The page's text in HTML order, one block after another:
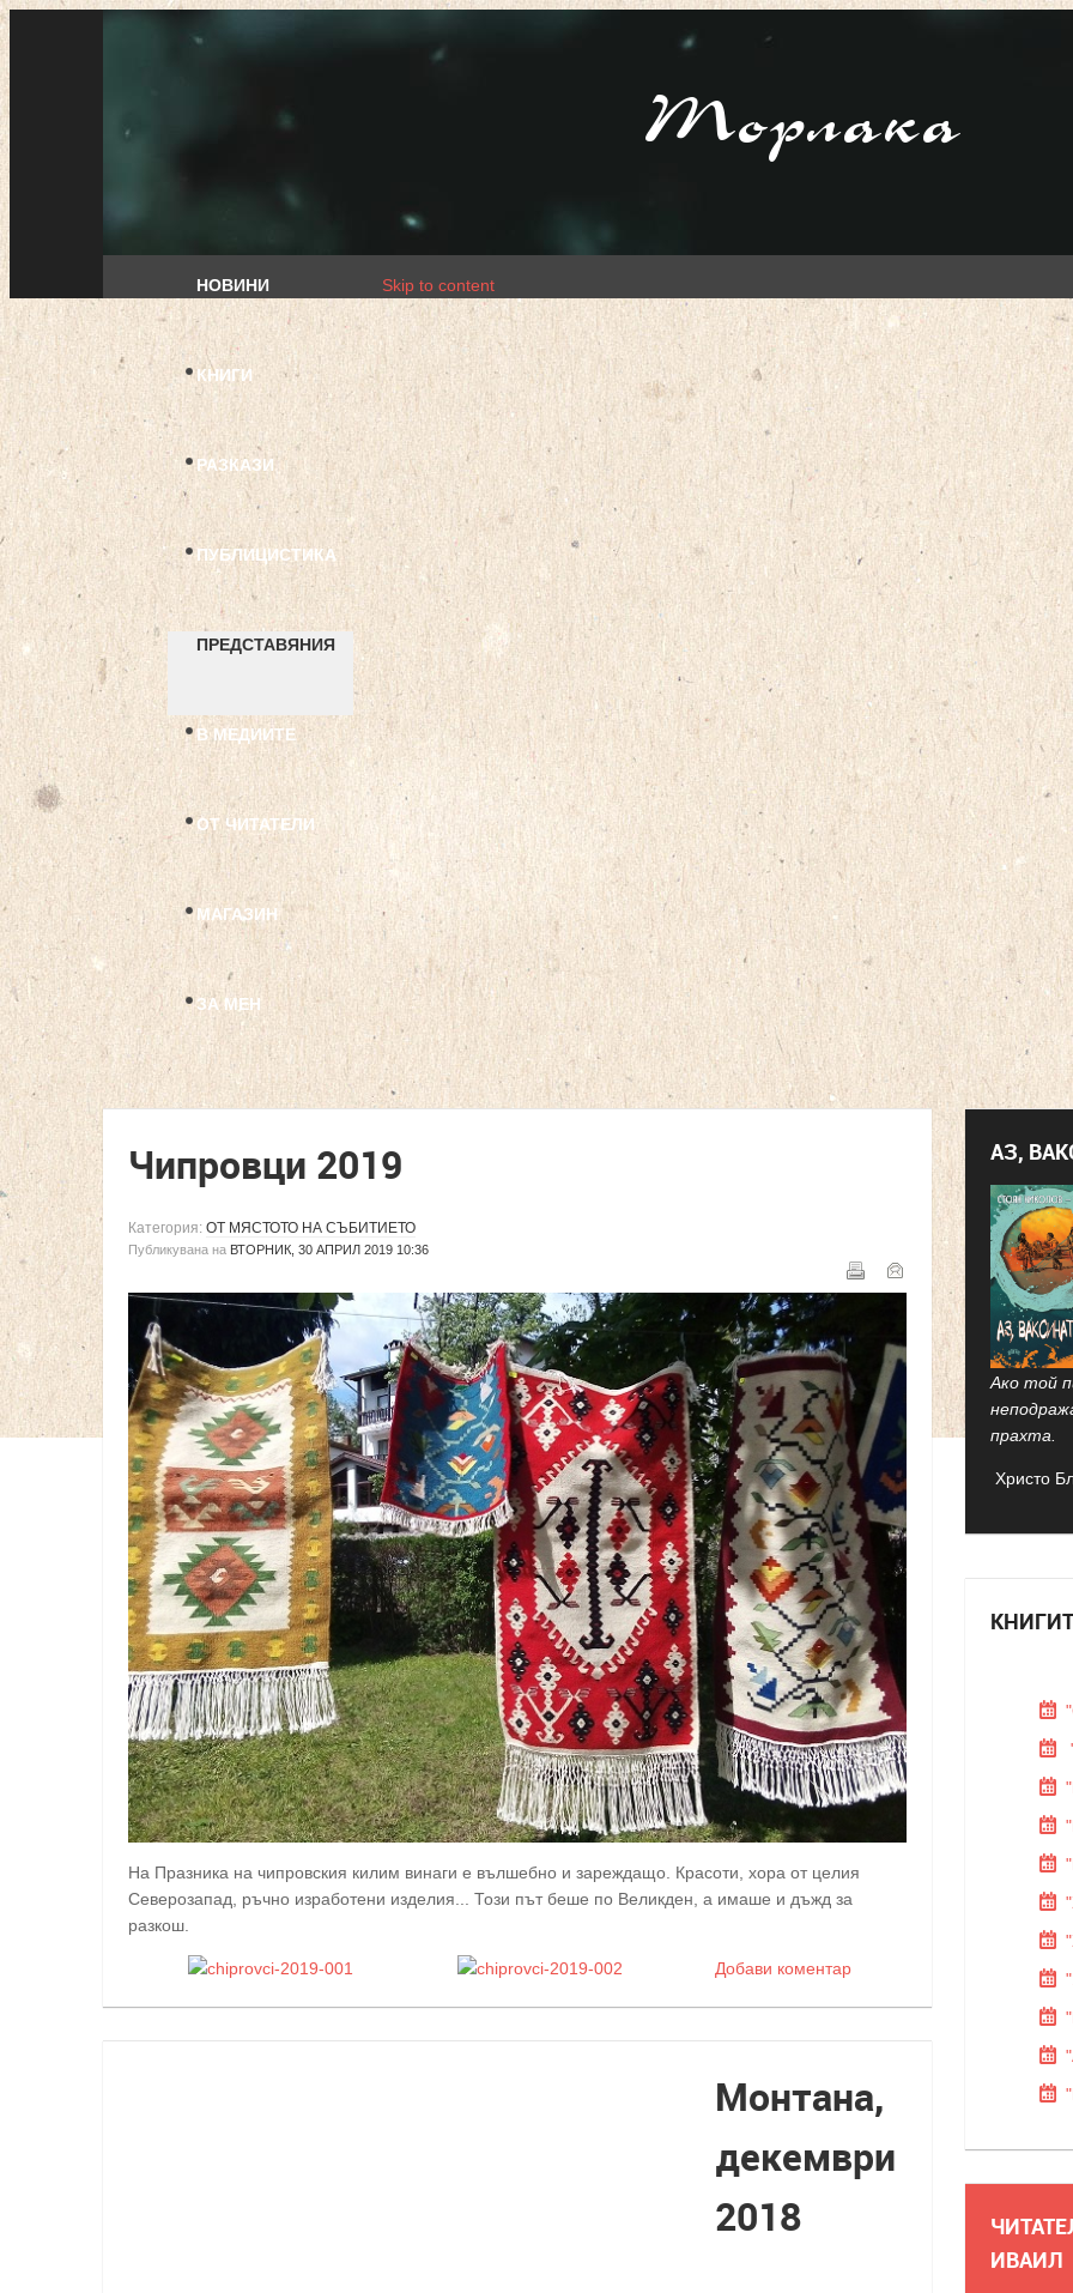
Торлака
НОВИНИ
КНИГИ
РАЗКАЗИ
ПУБЛИЦИСТИКА
ПРЕДСТАВЯНИЯ
В МЕДИИТЕ
ОТ ЧИТАТЕЛИ
МАГАЗИН
ЗА МЕН
Skip to content
Чипровци 2019
Категория: ОТ МЯСТОТО НА СЪБИТИЕТО
Публикувана на ВТОРНИК, 30 АПРИЛ 2019 10:36
На Празника на чипровския килим винаги е вълшебно и зареждащо. Красоти, хора от целия
Северозапад, ръчно изработени изделия... Този път беше по Великден, а имаше и дъжд за
разкош.
Добави коментар
Монтана,
декември
2018
АЗ,
Ако той
прахта.
Христо
ИВАИЛ